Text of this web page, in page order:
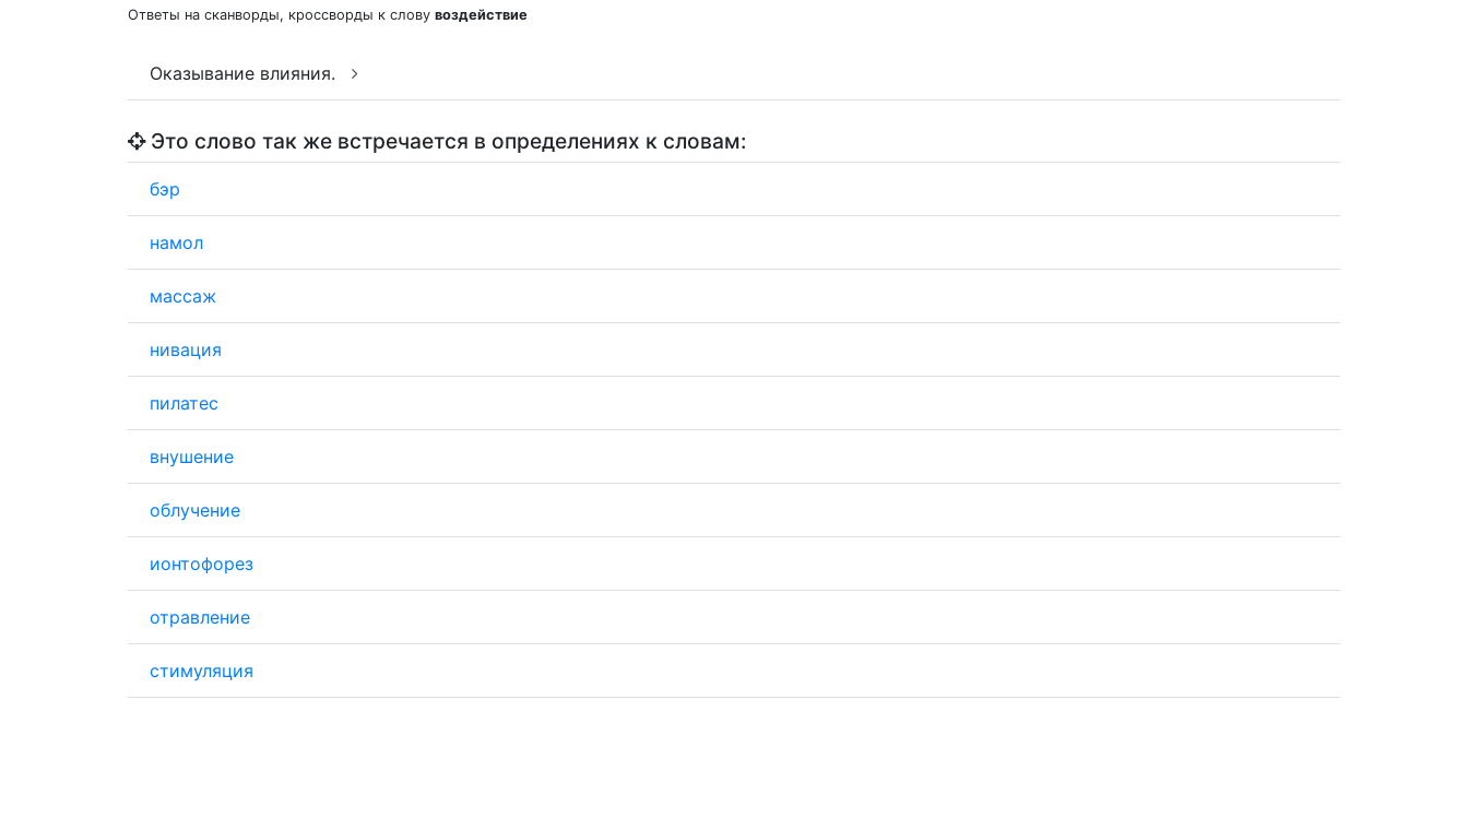
Ответы на сканворды, кроссворды к слову воздействие
Оказывание влияния.
Это слово так же встречается в определениях к словам:
бэр
намол
массаж
нивация
пилатес
внушение
облучение
ионтофорез
отравление
стимуляция